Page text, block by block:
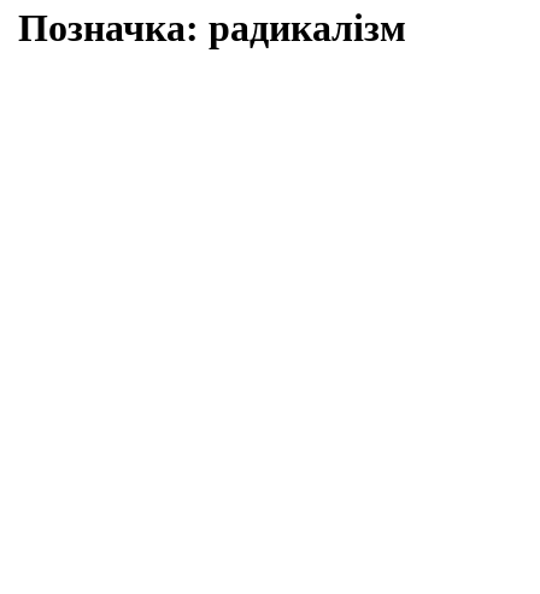
Позначка: радикалізм